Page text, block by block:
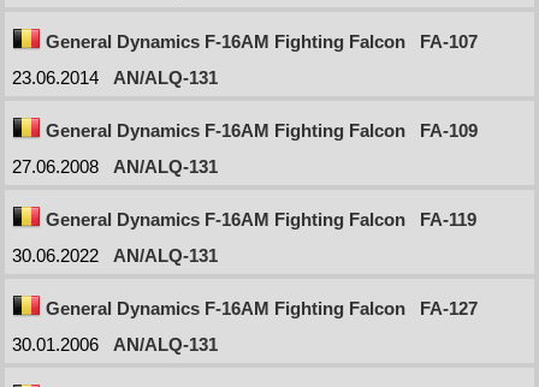
General Dynamics F-16AM Fighting Falcon
FA-107
23.06.2014
AN/ALQ-131
General Dynamics F-16AM Fighting Falcon
FA-109
27.06.2008
AN/ALQ-131
General Dynamics F-16AM Fighting Falcon
FA-119
30.06.2022
AN/ALQ-131
General Dynamics F-16AM Fighting Falcon
FA-127
30.01.2006
AN/ALQ-131